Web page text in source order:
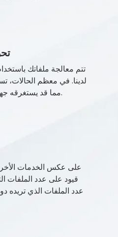
تتم معالجة ملفاتك
لدينا. في معظم الحالات،
مما قد يستغرقه جهاز الكمبيوتر الخاص بك.
على عكس الخدمات
قيود على عدد الملفات
عدد الملفات الذي تريده